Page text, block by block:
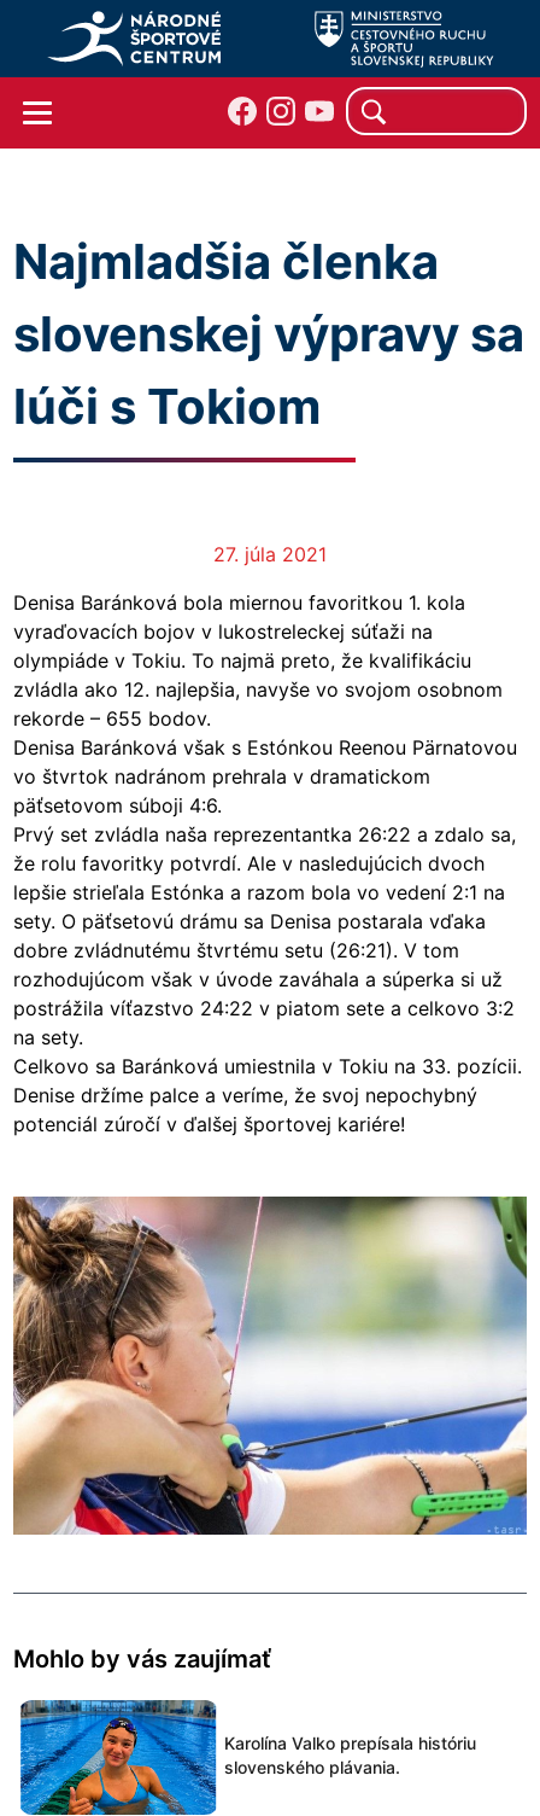
Najmladšia členka
slovenskej výpravy sa
lúči s Tokiom
27. júla 2021
Denisa Baránková bola miernou favoritkou 1. kola
vyraďovacích bojov v lukostreleckej súťaži na
olympiáde v Tokiu. To najmä preto, že kvalifikáciu
zvládla ako 12. najlepšia, navyše vo svojom osobnom
rekorde – 655 bodov.
Denisa Baránková však s Estónkou Reenou Pärnatovou
vo štvrtok nadránom prehrala v dramatickom
päťsetovom súboji 4:6.
Prvý set zvládla naša reprezentantka 26:22 a zdalo sa,
že rolu favoritky potvrdí. Ale v nasledujúcich dvoch
lepšie strieľala Estónka a razom bola vo vedení 2:1 na
sety. O päťsetovú drámu sa Denisa postarala vďaka
dobre zvládnutému štvrtému setu (26:21). V tom
rozhodujúcom však v úvode zaváhala a súperka si už
postrážila víťazstvo 24:22 v piatom sete a celkovo 3:2
na sety.
Celkovo sa Baránková umiestnila v Tokiu na 33. pozícii.
Denise držíme palce a veríme, že svoj nepochybný
potenciál zúročí v ďalšej športovej kariére!
Mohlo by vás zaujímať
Karolína Valko prepísala históriu
slovenského plávania.